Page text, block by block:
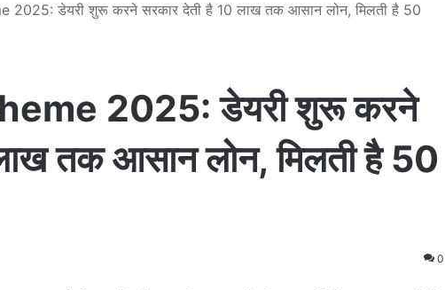
2025: डेयरी शुरू करने सरकार देती है 10 लाख तक आसान लोन, मिलती है 50
2025: डेयरी शुरू करने
तक आसान लोन, मिलती है 50
0